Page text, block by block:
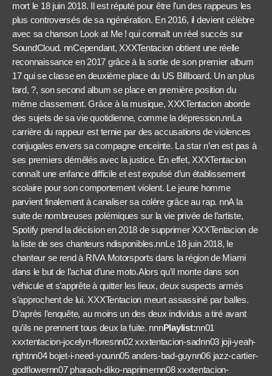
mort le 18 juin 2018. Il est réputé pour être l’un des rappeurs les
plus controversés de sa ngénération. En 2016, il devient célèbre
avec sa chanson Look at Me ! qui connaît un réel succès sur
SoundCloud. nnCependant, XXXTentacion obtient une réelle
reconnaissance en 2017 grâce à la sortie de son premier album
17 qui se classe en deuxième place du US Billboard. Un an plus
tard, ?, son second album se place en première position du
même classement. Grâce à la musique, XXXTentacion aborde
des sujets de sa vie quotidienne, comme la dépression.nnLa
carrière du rappeur est ternie par des accusations de violences
conjugales envers sa compagne enceinte. La star n’en est pas à
ses premiers démêlés avec la justice. En effet, XXXTentacion
connaît une enfance difficile et est expulsé d’un établissement
scolaire pour son comportement violent. Le jeune homme
parvient finalement à canaliser sa colère grâce au rap. nnA la
suite de nombreuses polémiques sur la vie privée de l’artiste,
Spotify prend la décision en 2018 de supprimer XXXTentacion de
la liste de ses chanteurs ndisponibles.nnLe 18 juin 2018, le
chanteur se rend à RIVA Motorsports dans la région de Miami
dans le but de l’achat d’une moto.Alors qu’il monte dans son
véhicule et s’apprête à quitter les lieux, deux suspects armés
s’approchent de lui. XXXTentacion meurt assassiné par balles.
D’après l’enquête, au moins un des deux individus a tiré avant
qu’ils ne prennent tous deux la fuite. nnnPlaylist:nn01
xxxtentacion-jocelyn-floresnn02 xxxtentacion-sadnn03 joji-yeah-
rightnn04 bojet-i-need-younn05 anders-bad-guynn06 jazz-cartier-
godflowernn07 pharaoh-diko-naprimernn08 xxxtentacion-